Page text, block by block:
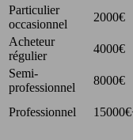
Particulier
occasionnel
2000€
Acheteur
régulier
4000€
Semi-
professionnel
8000€
Professionnel